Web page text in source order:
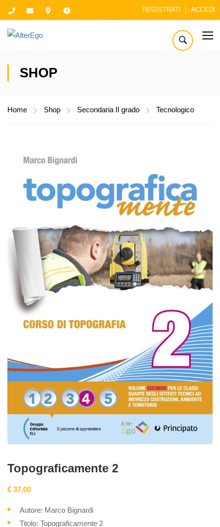
REGISTRATI ACCEDI
SHOP
Home Shop Secondaria II grado Tecnologico
Topograficamente 2
€ 37,00
Autore: Marco Bignardi
Titolo: Topograficamente 2